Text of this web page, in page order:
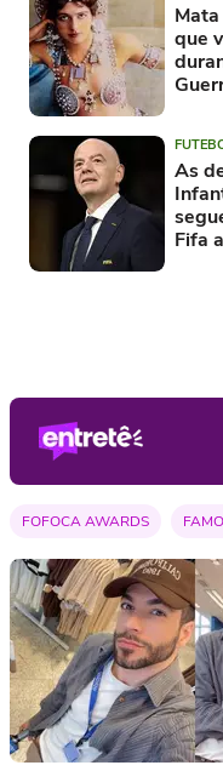
que
As
Fifa
FOFOCA AWARDS
REALITY SHOWS VELVET